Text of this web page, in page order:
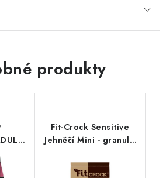
produkty
Fit-Crock Sensitive
Jehněčí Mini - granule